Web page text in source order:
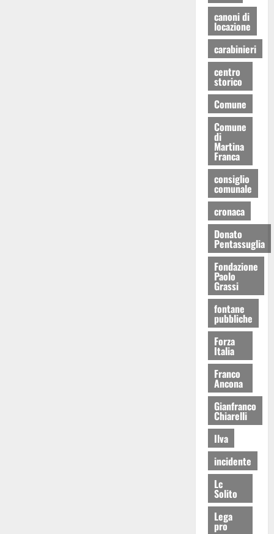
canoni di
locazione
carabinieri
centro
storico
Comune
Comune
di
Martina
Franca
consiglio
comunale
cronaca
Donato
Pentassuglia
Fondazione
Paolo
Grassi
fontane
pubbliche
Forza
Italia
Franco
Ancona
Gianfranco
Chiarelli
Ilva
incidente
Lc
Solito
Lega
pro